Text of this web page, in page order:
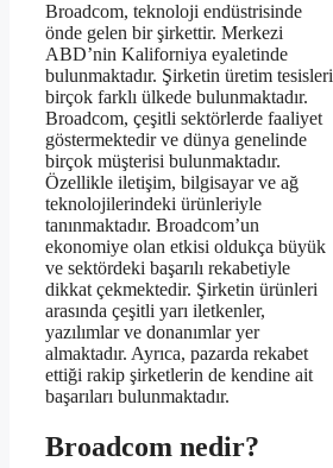
Broadcom, teknoloji endüstrisinde
önde gelen bir şirkettir. Merkezi
ABD’nin Kaliforniya eyaletinde
bulunmaktadır. Şirketin üretim tesisleri
birçok farklı ülkede bulunmaktadır.
Broadcom, çeşitli sektörlerde faaliyet
göstermektedir ve dünya genelinde
birçok müşterisi bulunmaktadır.
Özellikle iletişim, bilgisayar ve ağ
teknolojilerindeki ürünleriyle
tanınmaktadır. Broadcom’un
ekonomiye olan etkisi oldukça büyük
ve sektördeki başarılı rekabetiyle
dikkat çekmektedir. Şirketin ürünleri
arasında çeşitli yarı iletkenler,
yazılımlar ve donanımlar yer
almaktadır. Ayrıca, pazarda rekabet
ettiği rakip şirketlerin de kendine ait
başarıları bulunmaktadır.
Broadcom nedir?